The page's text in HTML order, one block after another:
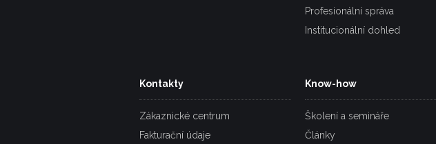
Profesionální správa
Institucionální dohled
Kontakty
Zákaznické centrum
Fakturační údaje
Know-how
Školení a semináře
Články